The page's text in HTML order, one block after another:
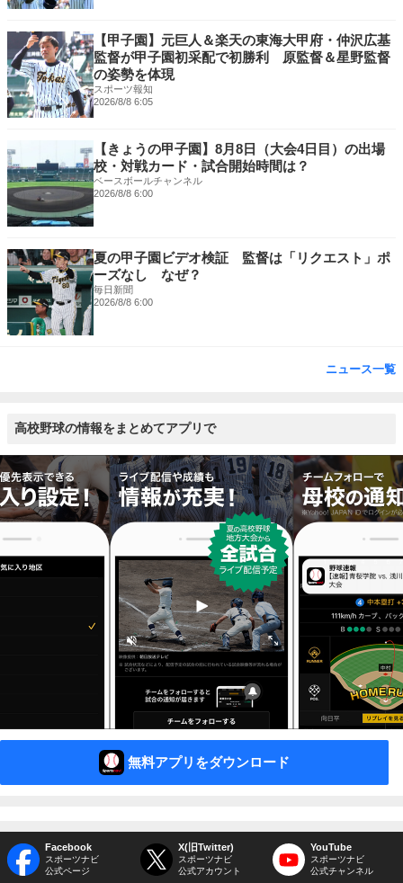
【甲子園】元巨人＆楽天の東海大甲府・仲沢広基
監督が甲子園初采配で初勝利 原監督＆星野監督
の姿勢を体現
スポーツ報知
2026/8/8 6:05
【きょうの甲子園】8月8日（大会4日目）の出場
校・対戦カード・試合開始時間は？
ベースボールチャンネル
2026/8/8 6:00
夏の甲子園ビデオ検証 監督は「リクエスト」ポ
ーズなし なぜ？
毎日新聞
2026/8/8 6:00
ニュース一覧
高校野球の情報をまとめてアプリで
無料アプリをダウンロード
Facebook
スポーツナビ
公式ページ
X(旧Twitter)
スポーツナビ
公式アカウント
YouTube
スポーツナビ
公式チャンネル